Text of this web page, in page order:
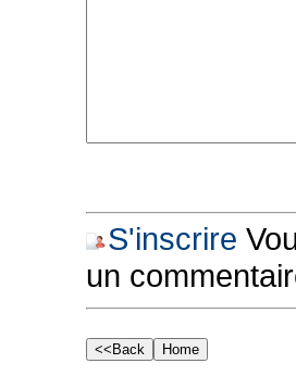
S'inscrire
un